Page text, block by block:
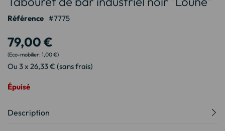
de
Galerie
d’images
Référence 7775
79,00 €
1,00 €
Ou 3 x 26,33 € (sans frais)
Épuisé
Description